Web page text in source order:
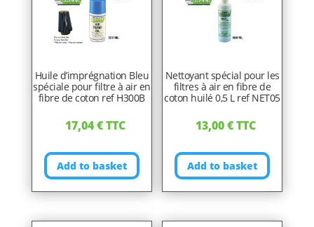
Huile d’imprégnation Bleu
spéciale pour filtre à air en
fibre de coton ref H300B
17,04€TTC
Add to basket
Nettoyant spécial pour les
filtres à air en fibre de
coton huilé 0,5 L ref NET05
13,00€TTC
Add to basket